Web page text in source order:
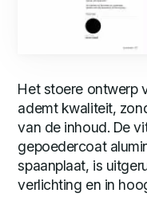
Het stoere ontwerp
ademt kwaliteit,
van de inhoud. De
gepoedercoat
spaanplaat, is
verlichting en in